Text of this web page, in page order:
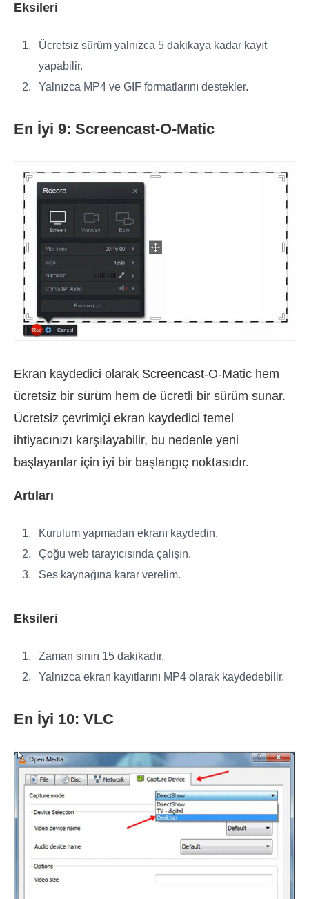
Eksileri
Ücretsiz sürüm yalnızca 5 dakikaya kadar kayıt
yapabilir.
Yalnızca MP4 ve GIF formatlarını destekler.
En İyi 9: Screencast-O-Matic
Ekran kaydedici olarak Screencast-O-Matic hem
ücretsiz bir sürüm hem de ücretli bir sürüm sunar.
Ücretsiz çevrimiçi ekran kaydedici temel
ihtiyacınızı karşılayabilir, bu nedenle yeni
başlayanlar için iyi bir başlangıç noktasıdır.
Artıları
Kurulum yapmadan ekranı kaydedin.
Çoğu web tarayıcısında çalışın.
Ses kaynağına karar verelim.
Eksileri
Zaman sınırı 15 dakikadır.
Yalnızca ekran kayıtlarını MP4 olarak kaydedebilir.
En İyi 10: VLC